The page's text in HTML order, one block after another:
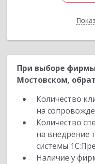
При выборе
Мостовском,
Количество
на
Количество
на внедрение
системы
Наличие у